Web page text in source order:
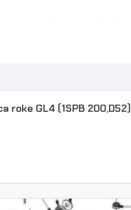
roke GL4 (1SPB 200,D52)